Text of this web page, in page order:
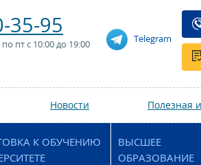
35-95
пт с 10:00 до 19:00
Telegram
Новости Полезная
К ОБУЧЕНИЮ
ВЫСШЕЕ
ОБРАЗОВАНИЕ